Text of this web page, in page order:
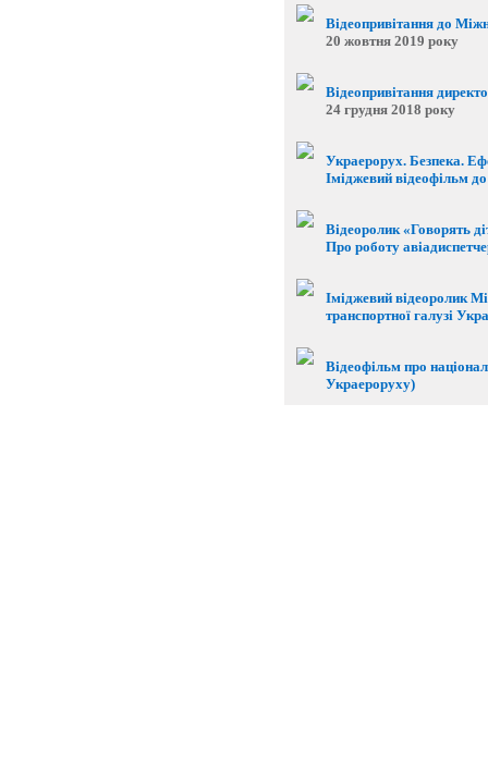
Відеопривітання до
20 жовтня 2019 року
Відеопривітання
24 грудня 2018 року
Украерорух. Безпека.
Іміджевий відеофільм
Відеоролик «Говорять
Про роботу
Іміджевий відеоролик
транспортної галузі
Відеофільм про
Украероруху)